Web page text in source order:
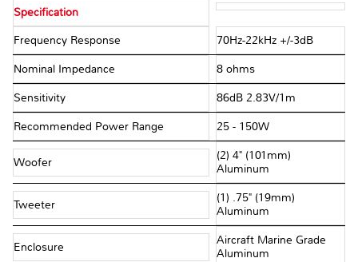
Specification
Frequency Response 70Hz-22kHz +/-3dB
Nominal Impedance 8 ohms
Sensitivity 86dB 2.83V/1m
Recommended Power Range 25 - 150W
Woofer
(2) 4" (101mm)
Aluminum
Tweeter
(1) .75" (19mm)
Aluminum
Enclosure
Aircraft Marine Grade
Aluminum